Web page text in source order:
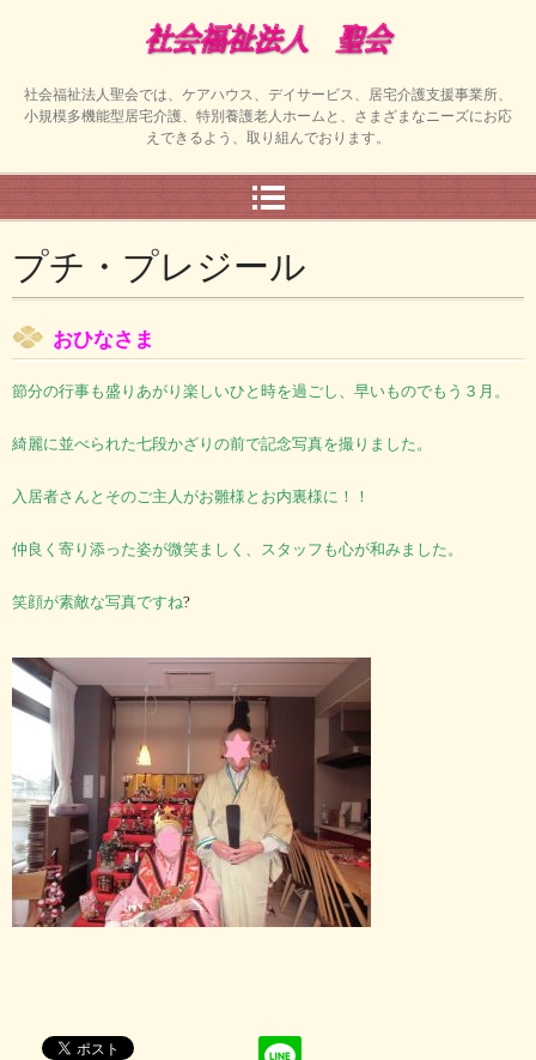
社会福祉法人聖会では、ケアハウス、デイサービス、居宅介護支援事業所、
小規模多機能型居宅介護、特別養護老人ホームと、さまざまなニーズにお応
えできるよう、取り組んでおります。
プチ・プレジール
おひなさま
節分の行事も盛りあがり楽しいひと時を過ごし、早いものでもう３月。
綺麗に並べられた七段かざりの前で記念写真を撮りました。
入居者さんとそのご主人がお雛様とお内裏様に！！
仲良く寄り添った姿が微笑ましく、スタッフも心が和みました。
笑顔が素敵な写真ですね?